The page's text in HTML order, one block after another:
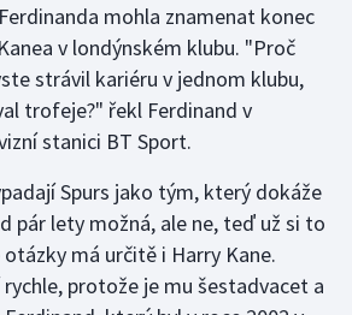
mohla znamenat konec
v londýnském klubu. "Proč
strávil kariéru v jednom klubu,
trofeje?" řekl Ferdinand v
stanici BT Sport.
Spurs jako tým, který dokáže
pár lety možná, ale ne, teď už si to
má určitě i Harry Kane.
protože je mu šestadvacet a